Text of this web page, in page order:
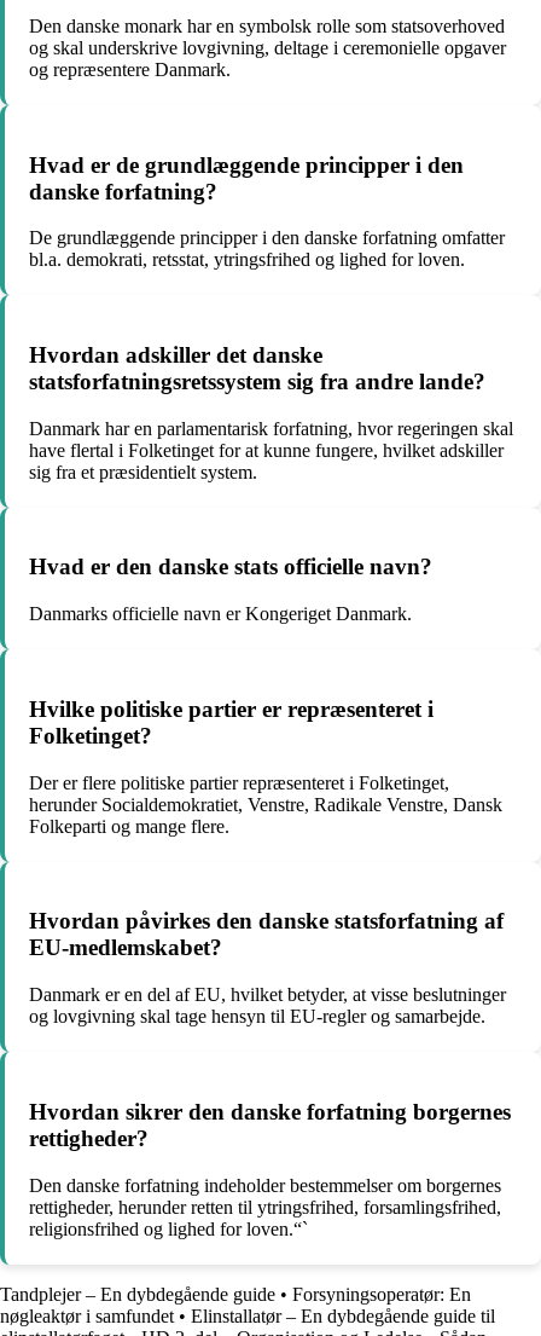
Den danske monark har en symbolsk rolle som statsoverhoved
og skal underskrive lovgivning, deltage i ceremonielle opgaver
og repræsentere Danmark.
Hvad er de grundlæggende principper i den
danske forfatning?
De grundlæggende principper i den danske forfatning omfatter
bl.a. demokrati, retsstat, ytringsfrihed og lighed for loven.
Hvordan adskiller det danske
statsforfatningsretssystem sig fra andre lande?
Danmark har en parlamentarisk forfatning, hvor regeringen skal
have flertal i Folketinget for at kunne fungere, hvilket adskiller
sig fra et præsidentielt system.
Hvad er den danske stats officielle navn?
Danmarks officielle navn er Kongeriget Danmark.
Hvilke politiske partier er repræsenteret i
Folketinget?
Der er flere politiske partier repræsenteret i Folketinget,
herunder Socialdemokratiet, Venstre, Radikale Venstre, Dansk
Folkeparti og mange flere.
Hvordan påvirkes den danske statsforfatning af
EU-medlemskabet?
Danmark er en del af EU, hvilket betyder, at visse beslutninger
og lovgivning skal tage hensyn til EU-regler og samarbejde.
Hvordan sikrer den danske forfatning borgernes
rettigheder?
Den danske forfatning indeholder bestemmelser om borgernes
rettigheder, herunder retten til ytringsfrihed, forsamlingsfrihed,
religionsfrihed og lighed for loven.“`
Tandplejer – En dybdegående guide • Forsyningsoperatør: En
nøgleaktør i samfundet • Elinstallatør – En dybdegående guide til